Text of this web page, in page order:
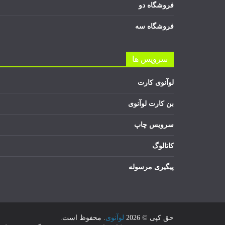
فروشگاه دو
فروشگاه سه
سرویس ها
لوآنوی کارت
بن کارت لوآنوی
سرویس چاپ
کاتالوگ
پیگیری مرسوله
حق کپی © 2026 لوآنوی. محفوظ است.